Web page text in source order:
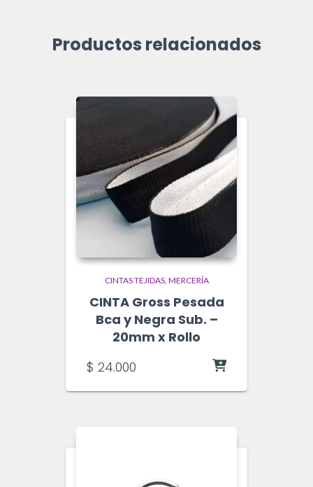
Productos relacionados
CINTAS TEJIDAS MERCERÍA
CINTA Gross Pesada
Bca y Negra Sub. –
20mm x Rollo
$ 24.000